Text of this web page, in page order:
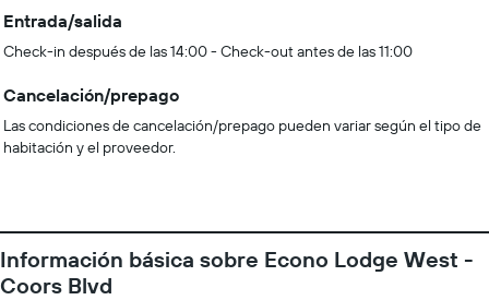
Entrada/salida
Check-in después de las 14:00 - Check-out antes de las 11:00
Cancelación/prepago
Las condiciones de cancelación/prepago pueden variar según el tipo de
habitación y el proveedor.
Información básica sobre Econo Lodge West -
Coors Blvd